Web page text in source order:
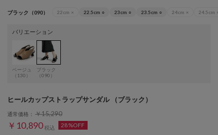
ブラック（090） 22cm × 22.5cm ○ 23cm ○ 23.5cm ○ 24cm × 24.5cm
バリエーション
ベージュ
（130）
ブラック
（090）
ヒールカップストラップサンダル （ブラック）
通常価格： ￥15,290
￥10,890税込 28%OFF